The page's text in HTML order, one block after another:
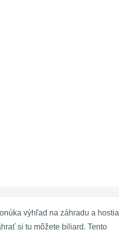
výhľad na záhradu a hostia
si tu môžete biliard. Tento